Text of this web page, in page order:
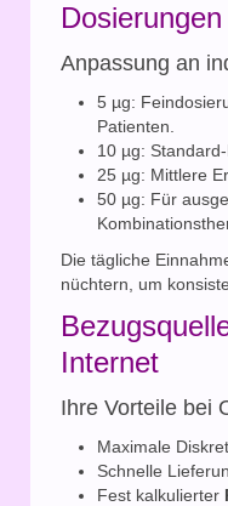
Dosierungen
Anpassung an
5 µg:
Patienten.
10 µg:
25 µg: Mittlere
50 µg: Für
Die tägliche
nüchtern, um
Internet
Ihre Vorteile bei
Maximale
Schnelle
Fest kalkulierter